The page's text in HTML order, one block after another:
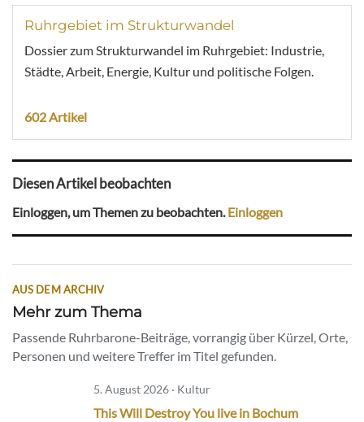
Ruhrgebiet im Strukturwandel
Dossier zum Strukturwandel im Ruhrgebiet: Industrie,
Städte, Arbeit, Energie, Kultur und politische Folgen.
602 Artikel
Diesen Artikel beobachten
Einloggen, um Themen zu beobachten.Einloggen
AUS DEM ARCHIV
Mehr zum Thema
Passende Ruhrbarone-Beiträge, vorrangig über Kürzel, Orte,
Personen und weitere Treffer im Titel gefunden.
5. August 2026 · Kultur
This Will Destroy You live in Bochum